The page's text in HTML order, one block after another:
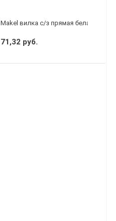
Makel вилка с/з прямая белая
71,32 руб.